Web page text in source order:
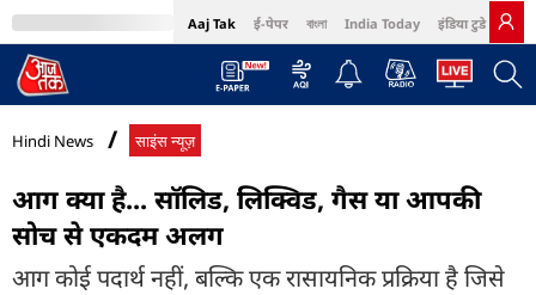
Aaj Tak ई-पेपर বাংলা India Today इंडिया टुडे हिंदी
MumbaiTak Cosmopolitan Harper's Bazaar Northeast
Hindi News साइंस न्यूज़
आग क्या है... सॉलिड, लिक्विड, गैस या आपकी
सोच से एकदम अलग
आग कोई पदार्थ नहीं, बल्कि एक रासायनिक प्रक्रिया है जिसे